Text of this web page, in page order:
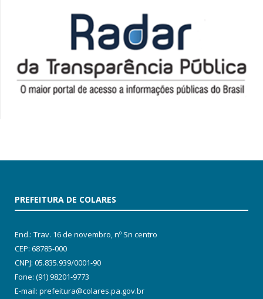
PREFEITURA DE COLARES
End.: Trav. 16 de novembro, nº Sn centro
CEP: 68785-000
CNPJ: 05.835.939/0001-90
Fone: (91) 98201-9773
E-mail: prefeitura@colares.pa.gov.br